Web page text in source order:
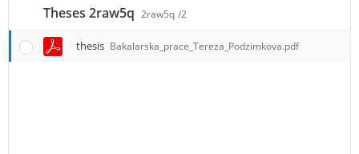
Theses 2raw5q 2raw5q /2
thesis Bakalarska_prace_Tereza_Podzimkova.pdf